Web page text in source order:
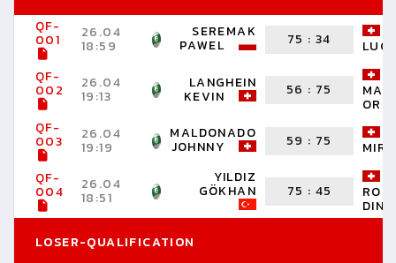
QF-
001 26.04
18:59
SEREMAK
PAWEL 75 :34
LUC
QF-
002 26.04
19:13
LANGHEIN
KEVIN 56 : 75
ORIN
QF-
003 26.04
19:19
MALDONADO
JOHNNY 59 : 75
MIRO
QF-
004 26.04
18:51
YILDIZ
GÖKHAN 75 : 45
DINO
LOSER-QUALIFICATION